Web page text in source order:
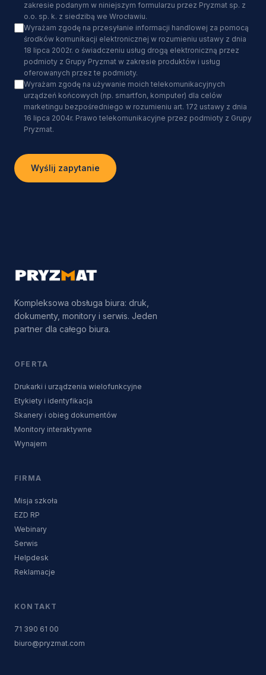
zakresie podanym w niniejszym formularzu przez Pryzmat sp. z
o.o. sp. k. z siedzibą we Wrocławiu.
Wyrażam zgodę na przesyłanie informacji handlowej za pomocą
środków komunikacji elektronicznej w rozumieniu ustawy z dnia
18 lipca 2002r. o świadczeniu usług drogą elektroniczną przez
podmioty z Grupy Pryzmat w zakresie produktów i usług
oferowanych przez te podmioty.
Wyrażam zgodę na używanie moich telekomunikacyjnych
urządzeń końcowych (np. smartfon, komputer) dla celów
marketingu bezpośredniego w rozumieniu art. 172 ustawy z dnia
16 lipca 2004r. Prawo telekomunikacyjne przez podmioty z Grupy
Pryzmat.
Wyślij zapytanie
Kompleksowa obsługa biura: druk,
dokumenty, monitory i serwis. Jeden
partner dla całego biura.
OFERTA
Drukarki i urządzenia wielofunkcyjne
Etykiety i identyfikacja
Skanery i obieg dokumentów
Monitory interaktywne
Wynajem
FIRMA
Misja szkoła
EZD RP
Webinary
Serwis
Helpdesk
Reklamacje
KONTAKT
71 390 61 00
biuro@pryzmat.com